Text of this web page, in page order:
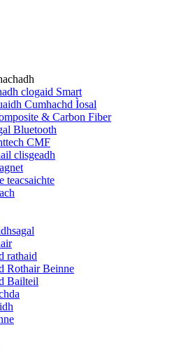
clogaid Smart
Cumhachd Ìosal
& Carbon Fiber
Bluetooth
CMF
clisgeadh
teacsaichte
rathaid
Rothair Beinne
Bailteil